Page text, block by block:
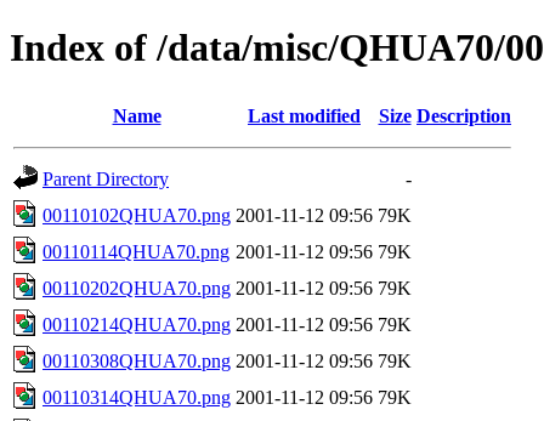
Index of /data/misc/QHUA70/
Name Last modified Size Description
Parent Directory
-
00110102QHUA70.png 2001-11-12 09:56 79K
00110114QHUA70.png 2001-11-12 09:56 79K
00110202QHUA70.png 2001-11-12 09:56 79K
00110214QHUA70.png 2001-11-12 09:56 79K
00110308QHUA70.png 2001-11-12 09:56 79K
00110314QHUA70.png 2001-11-12 09:56 79K